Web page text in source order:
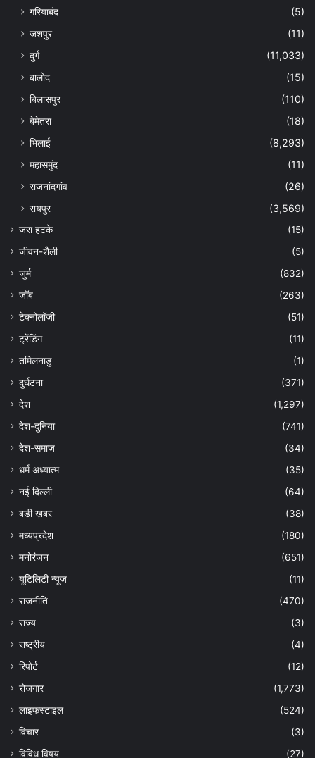
गरियाबंद
(5)
जशपुर
(11)
दुर्ग
(11,033)
बालोद
(15)
बिलासपुर
(110)
बेमेतरा
(18)
भिलाई
(8,293)
महासमुंद
(11)
राजनांदगांव
(26)
रायपुर
(3,569)
जरा हटके
(15)
जीवन-शैली
(5)
जुर्म
(832)
जॉब
(263)
टेक्नोलॉजी
(51)
ट्रेंडिंग
(11)
तमिलनाडु
(1)
दुर्घटना
(371)
देश
(1,297)
देश-दुनिया
(741)
देश-समाज
(34)
धर्म अध्यात्म
(35)
नई दिल्ली
(64)
बड़ी ख़बर
(38)
मध्यप्रदेश
(180)
मनोरंजन
(651)
यूटिलिटी न्यूज
(11)
राजनीति
(470)
राज्य
(3)
राष्ट्रीय
(4)
रिपोर्ट
(12)
रोजगार
(1,773)
लाइफस्टाइल
(524)
विचार
(3)
विविध विषय
(27)